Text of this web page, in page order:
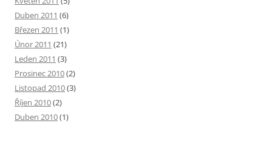
Duben 2011 (6)
Březen 2011 (1)
Únor 2011 (21)
Leden 2011 (3)
Prosinec 2010(2)
Listopad 2010(3)
Říjen 2010(2)
Duben 2010(1)